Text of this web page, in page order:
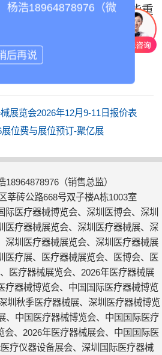
呈现意识识别、运动功能重
方面的临床应用潜力，开启
纪元
杨浩（销售总监）
展览会2026年12月9-11日报价表
位费与展位预订-聚亿展
18964878976（销售总监）
莘砖公路668号双子楼A栋1003室
医疗器械博览会、深圳医博会、深圳
医疗器械展览会、深圳医疗器械展、深
深圳医疗器械展览会、深圳医疗器械展
医疗展、医疗器械展览会、医博会、医
医疗器械展览会、2026年医疗器械展
疗器械博览会、中国国际医疗器械博览
圳秋季医疗器械展、深圳医疗器械博览
、中国医疗器械博览会、中国国际医疗
会、2026年医疗器械展会、中国国际医
疗仪器设备展会、深圳国际医疗器械
杨浩18964878976（微
后再说